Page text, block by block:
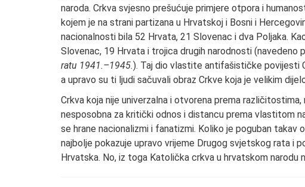
naroda. Crkva svjesno prešućuje primjere otpora i
kojem je na strani partizana u Hrvatskoj i Bosni i
nacionalnosti bila 52 Hrvata, 21 Slovenac i dva Poljaka.
Slovenac, 19 Hrvata i trojica drugih narodnosti (navedeno
ratu 1941.–1945.). Taj dio vlastite antifašističke povijesti
a upravo su ti ljudi sačuvali obraz Crkve koja je velikim
Crkva koja nije univerzalna i otvorena prema različitostima,
nesposobna za kritički odnos i distancu prema vlastitom
se hrane nacionalizmi i fanatizmi. Koliko je poguban takav
najbolje pokazuje upravo vrijeme Drugog svjetskog rata i
Hrvatska. No, iz toga Katolička crkva u hrvatskom narodu